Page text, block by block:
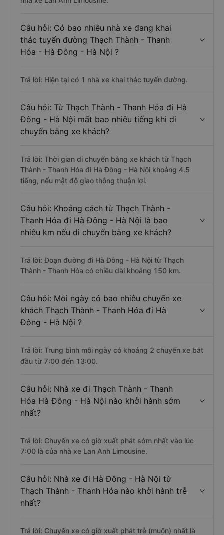
Câu hỏi: Có bao nhiêu nhà xe đang khai
thác tuyến đường Thạch Thành - Thanh
Hóa - Hà Đông - Hà Nội ?
Trả lời: Hiện tại có 1 nhà xe khai thác tuyến đường.
Câu hỏi: Từ Thạch Thành - Thanh Hóa đi Hà
Đông - Hà Nội mất bao nhiêu tiếng khi di
chuyển bằng xe khách?
Trả lời: Thời gian di chuyển bằng xe khách từ Thạch
Thành - Thanh Hóa đi Hà Đông - Hà Nội khoảng 4.5
tiếng, nếu mật độ giao thông thuận lợi.
Câu hỏi: Khoảng cách từ Thạch Thành -
Thanh Hóa đi Hà Đông - Hà Nội là bao
nhiêu km nếu di chuyển bằng xe khách?
Trả lời: Đoạn đường đi Hà Đông - Hà Nội từ Thạch
Thành - Thanh Hóa có chiều dài khoảng 150 km.
Câu hỏi: Mỗi ngày có bao nhiêu chuyến xe
khách Thạch Thành - Thanh Hóa đi Hà
Đông - Hà Nội ?
Trả lời: Trung bình mỗi ngày có khoảng 2 chuyến xe bắt
đầu từ 7:00 đến 13:00.
Câu hỏi: Nhà xe đi Thạch Thành - Thanh
Hóa Hà Đông - Hà Nội nào khởi hành sớm
nhất?
Trả lời: Chuyến xe có giờ xuất phát sớm nhất vào lúc
7:00 là của nhà xe Lan Anh Limousine.
Câu hỏi: Nhà xe đi Hà Đông - Hà Nội từ
Thạch Thành - Thanh Hóa nào khởi hành trễ
nhất?
Trả lời: Chuyến xe có giờ xuất phát trễ (muộn) nhất là